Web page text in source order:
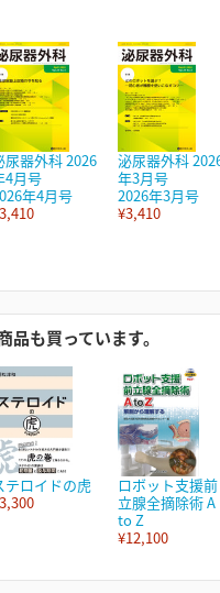
尿器外科 2026
4月号
年4月号
泌尿器外科
年3月号
2026年3月号
¥3,410
も買っています。
テロイドの虎
ロボット支援前
立腺全摘除術 A
to Z
¥12,100